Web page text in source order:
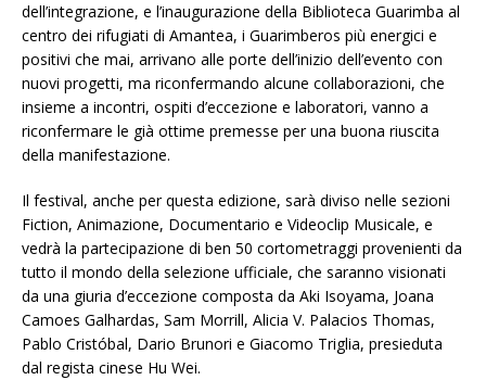
dell’integrazione, e l’inaugurazione della Biblioteca Guarimba al
centro dei rifugiati di Amantea, i Guarimberos più energici e
positivi che mai, arrivano alle porte dell’inizio dell’evento con
nuovi progetti, ma riconfermando alcune collaborazioni, che
insieme a incontri, ospiti d’eccezione e laboratori, vanno a
riconfermare le già ottime premesse per una buona riuscita
della manifestazione.
Il festival, anche per questa edizione, sarà diviso nelle sezioni
Fiction, Animazione, Documentario e Videoclip Musicale, e
vedrà la partecipazione di ben 50 cortometraggi provenienti da
tutto il mondo della selezione ufficiale, che saranno visionati
da una giuria d’eccezione composta da Aki Isoyama, Joana
Camoes Galhardas, Sam Morrill, Alicia V. Palacios Thomas,
Pablo Cristóbal, Dario Brunori e Giacomo Triglia, presieduta
dal regista cinese Hu Wei.